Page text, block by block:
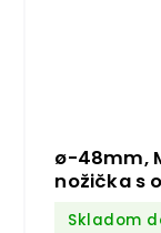
ø-48mm,
nožička s
Skladom